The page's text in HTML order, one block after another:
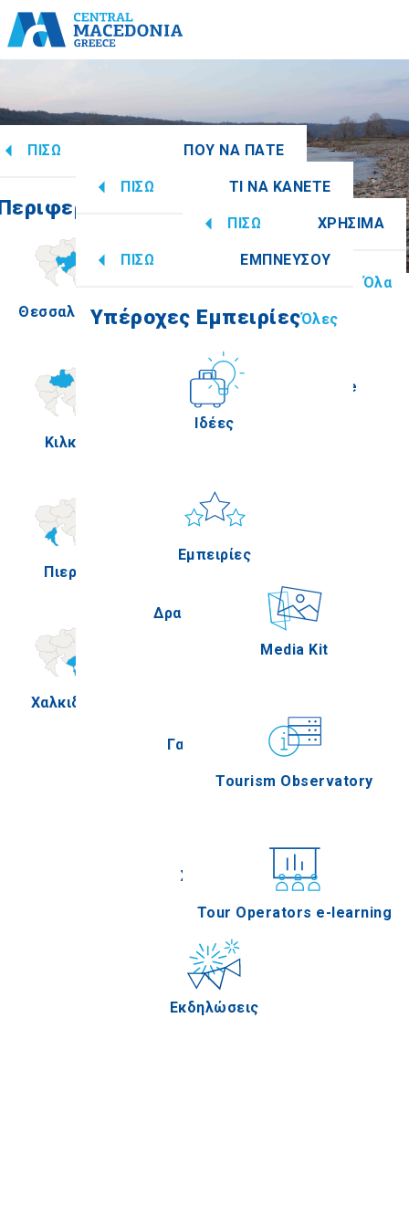
ΠΙΣΩ ΠΟΥ ΝΑ ΠΑΤΕ
Ενότητες
Θεσσαλονίκη Ημαθία
Κιλκίς
Πιερία
Χαλκιδική
ΠΙΣΩ ΤΙ ΝΑ ΚΑΝΕΤΕ
Πολιτισμός
Δραστηριότητες
Γαστρονομία
Συνέδρια
Εκδηλώσεις
ΠΙΣΩ ΧΡΗΣΙΜΑ
Όλα
How to get there
Media Kit
Tourism Observatory
Tour Operators e-learning
ΠΙΣΩ ΕΜΠΝΕΥΣΟΥ
Υπέροχες ΕμπειρίεςΌλες
Ιδέες
Εμπειρίες